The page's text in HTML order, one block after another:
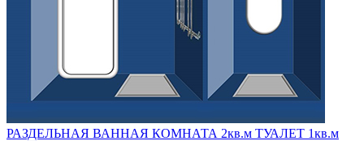
РАЗДЕЛЬНАЯ ВАННАЯ КОМНАТА 2кв.м ТУАЛЕТ 1кв.м